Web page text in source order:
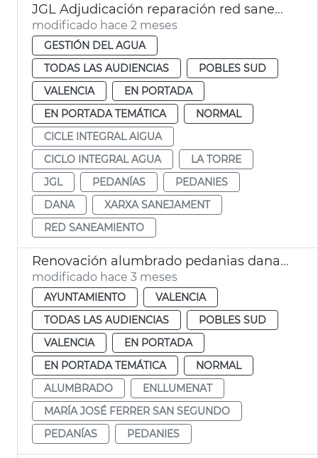
JGL Adjudicación reparación red saneamiento La Torre
modificado hace 2 meses
GESTIÓN DEL AGUA
TODAS LAS AUDIENCIAS
POBLES SUD
VALENCIA
EN PORTADA
EN PORTADA TEMÁTICA
NORMAL
CICLE INTEGRAL AIGUA
CICLO INTEGRAL AGUA
LA TORRE
JGL
PEDANÍAS
PEDANIES
DANA
XARXA SANEJAMENT
RED SANEAMIENTO
Renovación alumbrado pedanias dana València
modificado hace 3 meses
AYUNTAMIENTO
VALENCIA
TODAS LAS AUDIENCIAS
POBLES SUD
VALENCIA
EN PORTADA
EN PORTADA TEMÁTICA
NORMAL
ALUMBRADO
ENLLUMENAT
MARÍA JOSÉ FERRER SAN SEGUNDO
PEDANÍAS
PEDANIES